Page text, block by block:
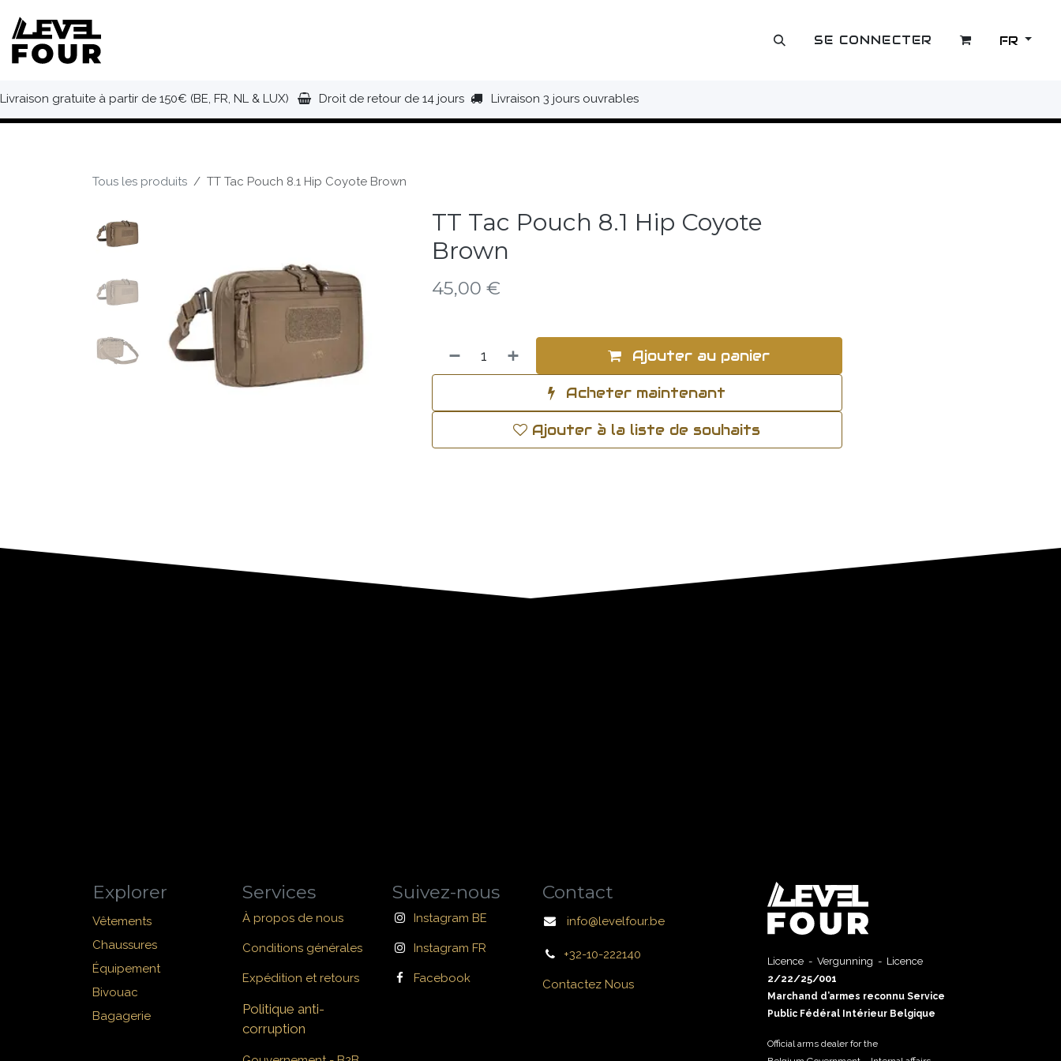
OUTLET SE CONNECTER FR
Livraison gratuite à partir de 150€ (BE, FR, NL & LUX) Droit de retour de 14 jours Livraison 3 jours ouvrables
Tous les produits TT Tac Pouch 8.1 Hip Coyote Brown
TT Tac Pouch 8.1 Hip Coyote
Brown
45,00 €
Ajouter au panier
Acheter maintenant
Ajouter à la liste de souhaits
Explorer
Vêtements
Chaussures
Équipement
Bivouac
Bagagerie
Services
À propos de nous
Conditions générales
Expédition et retours
Politique anti-
corruption
Suivez-nous
Instagram BE
Instagram FR
Facebook
Contact
info@levelfour.be
+32-10-222140
Contactez Nous
Licence - Vergunning - Licence
2/22/25/001
Marchand d’armes reconnu Service
Public Fédéral Intérieur Belgique
Official arms dealer for the